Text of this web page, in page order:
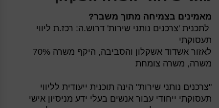
מאמינים בצמיחה מתוך משבר?
לתכנית 'צרכנים נותני שירות' דרוש.ה: רכז.ת ליווי
תעסוקתי
לאזור אשדוד אשקלון והסביבה, היקף משרה 70%
משרה, משרה צומחת
"צרכנים נותני שירות" הינה תוכנית ייעודית לליווי
תעסוקתי ייחודי עבור אנשים בעלי ידע מניסיון אישי